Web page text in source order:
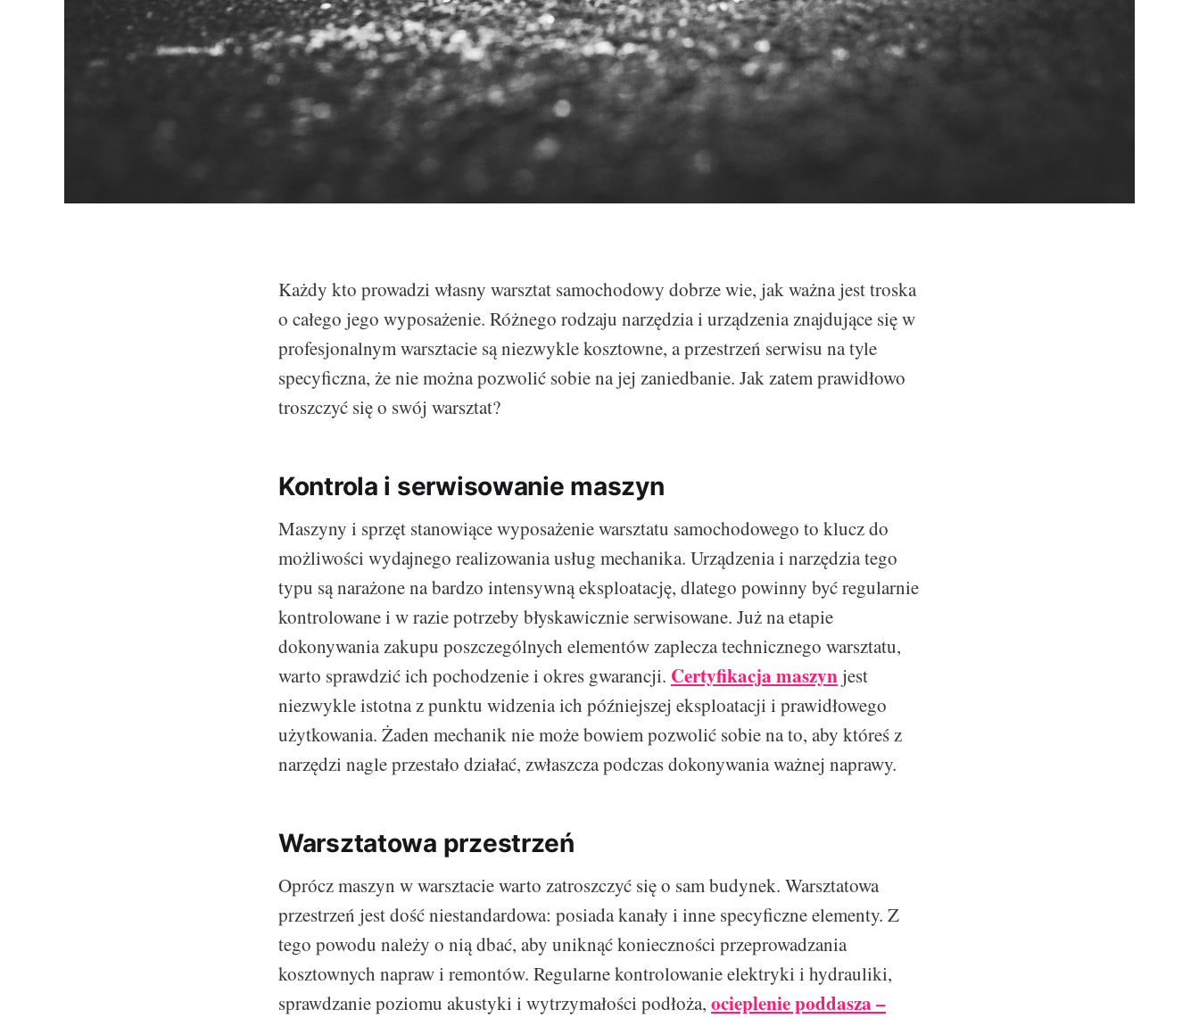
Każdy kto prowadzi własny warsztat samochodowy dobrze wie, jak ważna jest troska
o całego jego wyposażenie. Różnego rodzaju narzędzia i urządzenia znajdujące się w
profesjonalnym warsztacie są niezwykle kosztowne, a przestrzeń serwisu na tyle
specyficzna, że nie można pozwolić sobie na jej zaniedbanie. Jak zatem prawidłowo
troszczyć się o swój warsztat?
Kontrola i serwisowanie maszyn
Maszyny i sprzęt stanowiące wyposażenie warsztatu samochodowego to klucz do
możliwości wydajnego realizowania usług mechanika. Urządzenia i narzędzia tego
typu są narażone na bardzo intensywną eksploatację, dlatego powinny być regularnie
kontrolowane i w razie potrzeby błyskawicznie serwisowane. Już na etapie
dokonywania zakupu poszczególnych elementów zaplecza technicznego warsztatu,
warto sprawdzić ich pochodzenie i okres gwarancji. Certyfikacja maszyn jest
niezwykle istotna z punktu widzenia ich późniejszej eksploatacji i prawidłowego
użytkowania. Żaden mechanik nie może bowiem pozwolić sobie na to, aby któreś z
narzędzi nagle przestało działać, zwłaszcza podczas dokonywania ważnej naprawy.
Warsztatowa przestrzeń
Oprócz maszyn w warsztacie warto zatroszczyć się o sam budynek. Warsztatowa
przestrzeń jest dość niestandardowa: posiada kanały i inne specyficzne elementy. Z
tego powodu należy o nią dbać, aby uniknąć konieczności przeprowadzania
kosztownych napraw i remontów. Regularne kontrolowanie elektryki i hydrauliki,
sprawdzanie poziomu akustyki i wytrzymałości podłoża, ocieplenie poddasza –